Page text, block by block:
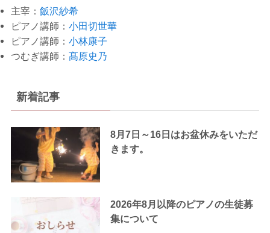
主宰： 飯沢紗希
ピアノ講師： 小田切世華
ピアノ講師： 小林康子
つむぎ講師： 髙原史乃
新着記事
8月7日～16日はお盆休みをいただ
きます。
2026年8月以降のピアノの生徒募
集について